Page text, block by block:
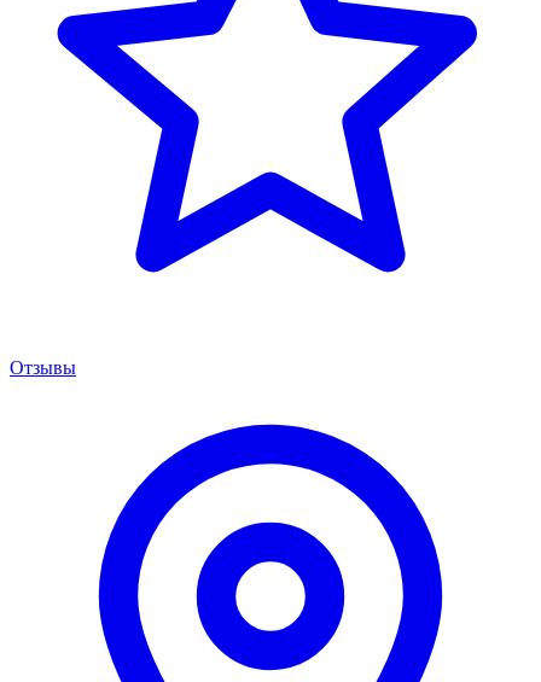
Отзывы
Менеджер сервиса
Онлайн · отвечаем за 5 мин